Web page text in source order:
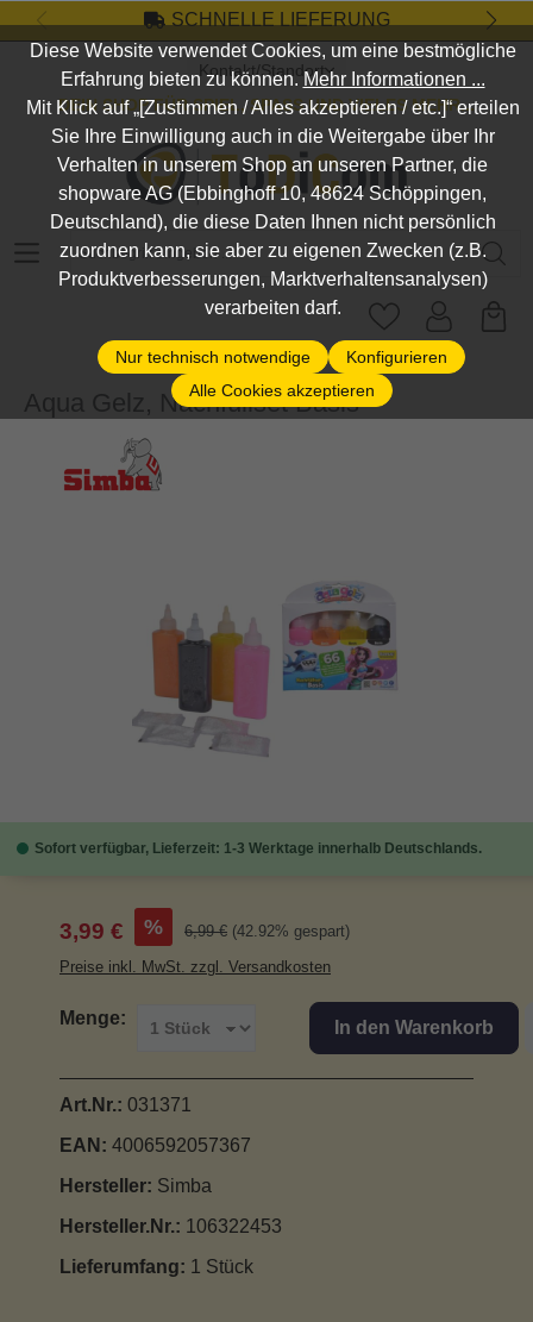
Zum Hauptinhalt springenSCHNELLE LIEFERUNG
Kontakt/Standort
DEIN SHOP FÜR SPIEL, SPASS UND VIELES MEHR...
Suchbegriff eingeben ...
Aqua Gelz, Nachfüllset Basis
Sofort verfügbar, Lieferzeit: 1-3 Werktage innerhalb Deutschlands.
Verkaufspreis:
3,99 € % Regulärer Preis:
6,99 € (42.92% gespart)
Preise inkl. MwSt. zzgl. Versandkosten
Menge: In den Warenkorb
Art.Nr.: 031371
EAN: 4006592057367
Hersteller: Simba
Hersteller.Nr.: 106322453
Lieferumfang: 1 Stück
Diese Website verwendet Cookies, um eine bestmögliche
Erfahrung bieten zu können.Mehr Informationen ...
Mit Klick auf „[Zustimmen / Alles akzeptieren / etc.]“ erteilen
Sie Ihre Einwilligung auch in die Weitergabe über Ihr
Verhalten in unserem Shop an unseren Partner, die
shopware AG (Ebbinghoff 10, 48624 Schöppingen,
Deutschland), die diese Daten Ihnen nicht persönlich
zuordnen kann, sie aber zu eigenen Zwecken (z.B.
Produktverbesserungen, Marktverhaltensanalysen)
verarbeiten darf.
Nur technisch notwendige
Konfigurieren
Alle Cookies akzeptieren